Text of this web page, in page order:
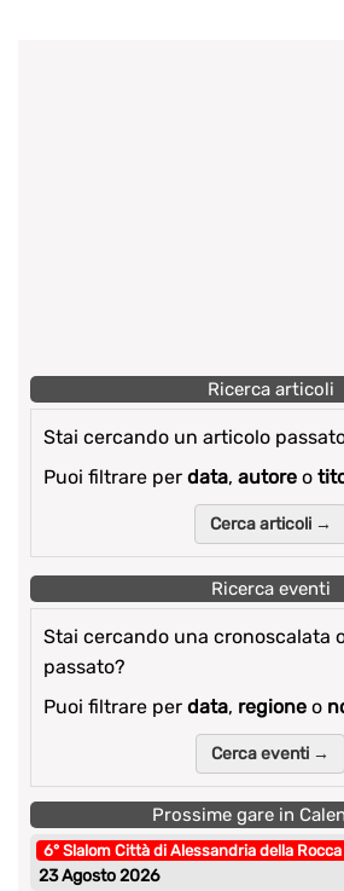
Ricerca articoli
Stai cercando un articolo
Puoi filtrare per data, autore o
Cerca articoli →
Ricerca eventi
Stai cercando una cronoscalata
passato?
Puoi filtrare per data, regione o
Cerca eventi →
Prossime gare in
6° Slalom Città di Alessandria della Rocca
23 Agosto 2026